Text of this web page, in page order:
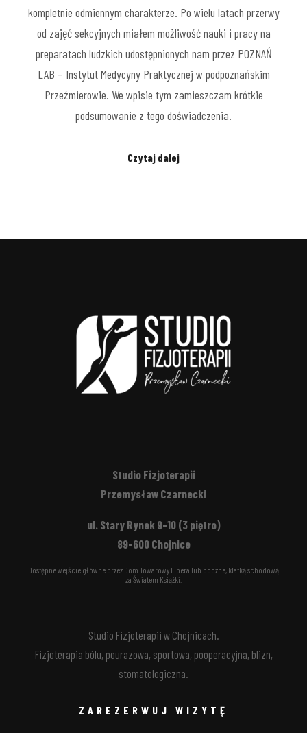
kompletnie odmiennym charakterze. Po wielu latach przerwy
od zajęć sekcyjnych miałem możliwość nauki i pracy na
preparatach ludzkich udostępnionych nam przez POZNAŃ
LAB – Instytut Medycyny Praktycznej w podpoznańskim
Przeźmierowie. We wpisie tym zamieszczam krótkie
podsumowanie z tego doświadczenia.
Czytaj dalej
Studio Fizjoterapii
Przemysław Czarnecki
ul. Stary Rynek 9-10 (3 piętro)
89-600 Chojnice
Dostępne wejście główne przez Dom Towarowy Libera lub boczne, klatką schodową
za Światem Książki.
Studio Fizjoterapii w Chojnicach.
Fizjoterapia bólu, pourazowa, sportowa, pooperacyjna, blizn,
stomatologiczna.
ZAREZERWUJ WIZYTĘ